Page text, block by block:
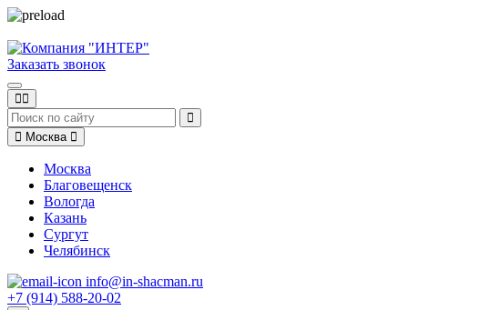
Заказать звонок
Москва
Москва
Благовещенск
Вологда
Казань
Сургут
Челябинск
info@in-shacman.ru
+7 (914) 588-20-02